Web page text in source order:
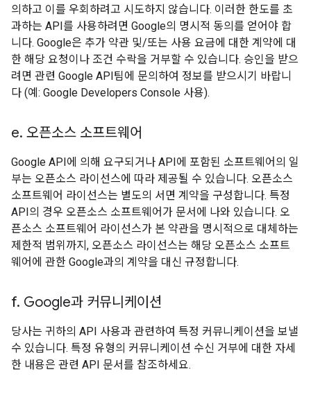
의하고 이를 우회하려고 시도하지 않습니다. 이러한 한도를 초
과하는 API를 사용하려면 Google의 명시적 동의를 얻어야 합
니다. Google은 추가 약관 및/또는 사용 요금에 대한 계약에 대
한 해당 요청이나 조건 수락을 거부할 수 있습니다. 승인을 받으
려면 관련 Google API팀에 문의하여 정보를 받으시기 바랍니
다 (예: Google Developers Console 사용).
e. 오픈소스 소프트웨어
Google API에 의해 요구되거나 API에 포함된 소프트웨어의 일
부는 오픈소스 라이선스에 따라 제공될 수 있습니다. 오픈소스
소프트웨어 라이선스는 별도의 서면 계약을 구성합니다. 특정
API의 경우 오픈소스 소프트웨어가 문서에 나와 있습니다. 오
픈소스 소프트웨어 라이선스가 본 약관을 명시적으로 대체하는
제한적 범위까지, 오픈소스 라이선스는 해당 오픈소스 소프트
웨어에 관한 Google과의 계약을 대신 규정합니다.
f. Google과 커뮤니케이션
당사는 귀하의 API 사용과 관련하여 특정 커뮤니케이션을 보낼
수 있습니다. 특정 유형의 커뮤니케이션 수신 거부에 대한 자세
한 내용은 관련 API 문서를 참조하세요.